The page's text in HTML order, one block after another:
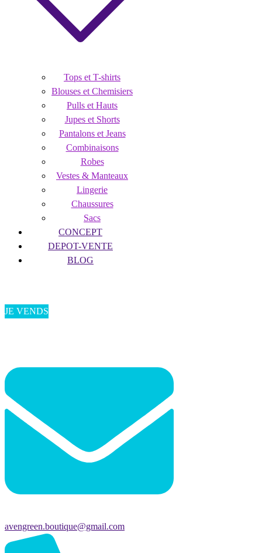
Tops et T-shirts
Blouses et Chemisiers
Pulls et Hauts
Jupes et Shorts
Pantalons et Jeans
Combinaisons
Robes
Vestes & Manteaux
Lingerie
Chaussures
Sacs
CONCEPT
DEPOT-VENTE
BLOG
JE VENDS
avengreen.boutique@gmail.com